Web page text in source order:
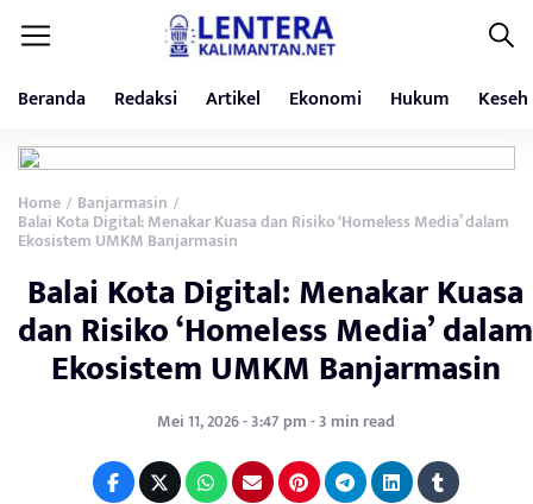
Beranda Redaksi Artikel Ekonomi Hukum
Home / Banjarmasin /
Balai Kota Digital: Menakar Kuasa dan Risiko ‘Homeless Media’ dalam
Ekosistem UMKM Banjarmasin
Balai Kota Digital: Menakar Kuasa
dan Risiko ‘Homeless Media’ dalam
Ekosistem UMKM Banjarmasin
Mei 11, 2026 - 3:47 pm - 3 min read